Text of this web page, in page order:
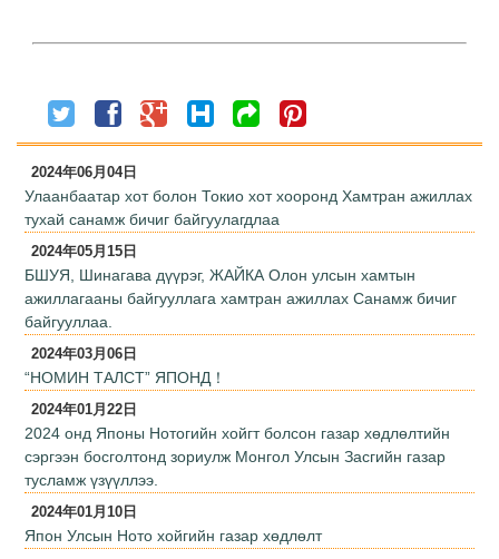
2024年06月04日
Улаанбаатар хот болон Токио хот хооронд Хамтран ажиллах
тухай санамж бичиг байгуулагдлаа
2024年05月15日
БШУЯ, Шинагава дүүрэг, ЖАЙКА Олон улсын хамтын
ажиллагааны байгууллага хамтран ажиллах Санамж бичиг
байгууллаа.
2024年03月06日
“НОМИН ТАЛСТ” ЯПОНД！
2024年01月22日
2024 онд Японы Нотогийн хойгт болсон газар хөдлөлтийн
сэргээн босголтонд зориулж Монгол Улсын Засгийн газар
тусламж үзүүллээ.
2024年01月10日
Япон Улсын Ното хойгийн газар хөдлөлт